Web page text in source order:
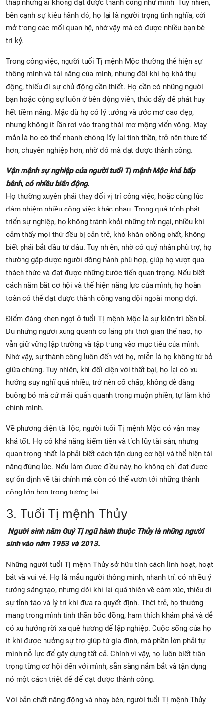
thấp những ai không đạt được thành công như mình. Tuy nhiên,
bên cạnh sự kiêu hãnh đó, họ lại là người trọng tình nghĩa, cởi
mở trong các mối quan hệ, nhờ vậy mà có được nhiều bạn bè
tri kỷ.
Trong công việc, người tuổi Tị mệnh Mộc thường thể hiện sự
thông minh và tài năng của mình, nhưng đôi khi họ khá thụ
động, thiếu đi sự chủ động cần thiết. Họ cần có những người
bạn hoặc cộng sự luôn ở bên động viên, thúc đẩy để phát huy
hết tiềm năng. Mặc dù họ có lý tưởng và ước mơ cao đẹp,
nhưng không ít lần rơi vào trạng thái mơ mộng viển vông. May
mắn là họ có thể nhanh chóng lấy lại tinh thần, trở nên thực tế
hơn, chuyên nghiệp hơn, nhờ đó mà đạt được thành công.
Vận mệnh sự nghiệp của người tuổi Tị mệnh Mộc khá bấp
bênh, có nhiều biến động.
Họ thường xuyên phải thay đổi vị trí công việc, hoặc cùng lúc
đảm nhiệm nhiều công việc khác nhau. Trong quá trình phát
triển sự nghiệp, họ không tránh khỏi những trở ngại, nhiều khi
cảm thấy mọi thứ đều bị cản trở, khó khăn chồng chất, không
biết phải bắt đầu từ đâu. Tuy nhiên, nhờ có quý nhân phù trợ, họ
thường gặp được người đồng hành phù hợp, giúp họ vượt qua
thách thức và đạt được những bước tiến quan trọng. Nếu biết
cách nắm bắt cơ hội và thể hiện năng lực của mình, họ hoàn
toàn có thể đạt được thành công vang dội ngoài mong đợi.
Điểm đáng khen ngợi ở tuổi Tị mệnh Mộc là sự kiên trì bền bỉ.
Dù những người xung quanh có lãng phí thời gian thế nào, họ
vẫn giữ vững lập trường và tập trung vào mục tiêu của mình.
Nhờ vậy, sự thành công luôn đến với họ, miễn là họ không từ bỏ
giữa chừng. Tuy nhiên, khi đối diện với thất bại, họ lại có xu
hướng suy nghĩ quá nhiều, trở nên cố chấp, không dễ dàng
buông bỏ mà cứ mãi quẩn quanh trong muộn phiền, tự làm khó
chính mình.
Về phương diện tài lộc, người tuổi Tị mệnh Mộc có vận may
khá tốt. Họ có khả năng kiếm tiền và tích lũy tài sản, nhưng
quan trọng nhất là phải biết cách tận dụng cơ hội và thể hiện tài
năng đúng lúc. Nếu làm được điều này, họ không chỉ đạt được
sự ổn định về tài chính mà còn có thể vươn tới những thành
công lớn hơn trong tương lai.
3. Tuổi Tị mệnh Thủy
Người sinh năm Quý Tị ngũ hành thuộc Thủy là những người
sinh vào năm 1953 và 2013.
Những người tuổi Tị mệnh Thủy sở hữu tính cách linh hoạt, hoạt
bát và vui vẻ. Họ là mẫu người thông minh, nhanh trí, có nhiều ý
tưởng sáng tạo, nhưng đôi khi lại quá thiên về cảm xúc, thiếu đi
sự tỉnh táo và lý trí khi đưa ra quyết định. Thời trẻ, họ thường
mang trong mình tinh thần bốc đồng, ham thích khám phá và dễ
có xu hướng rời xa quê hương để lập nghiệp. Cuộc sống của họ
ít khi được hưởng sự trợ giúp từ gia đình, mà phần lớn phải tự
mình nỗ lực để gây dựng tất cả. Chính vì vậy, họ luôn biết trân
trọng từng cơ hội đến với mình, sẵn sàng nắm bắt và tận dụng
nó một cách triệt để để đạt được thành công.
Với bản chất năng động và nhạy bén, người tuổi Tị mệnh Thủy